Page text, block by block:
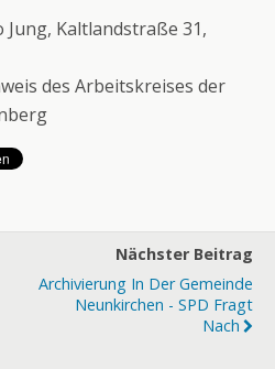
Kaltlandstraße 31,
des Arbeitskreises der
Nächster Beitrag
Archivierung In Der Gemeinde
Neunkirchen - SPD Fragt
Nach